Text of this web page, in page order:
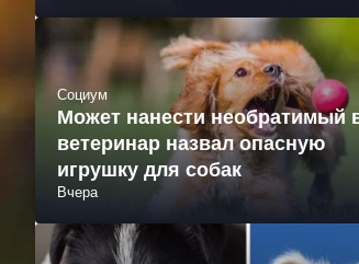
телеведущий
Социум
Может нанести необратимый
ветеринар назвал опасную
игрушку для собак
Вчера